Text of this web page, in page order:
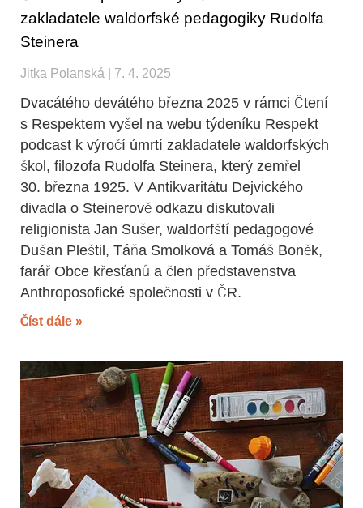
zakladatele waldorfské pedagogiky Rudolfa
Steinera
Jitka Polanská 7. 4. 2025
Dvacátého devátého března 2025 v rámci Čtení
s Respektem vyšel na webu týdeníku Respekt
podcast k výročí úmrtí zakladatele waldorfských
škol, filozofa Rudolfa Steinera, který zemřel
30. března 1925. V Antikvaritátu Dejvického
divadla o Steinerově odkazu diskutovali
religionista Jan Sušer, waldorfští pedagogové
Dušan Pleštil, Táňa Smolková a Tomáš Boněk,
farář Obce křesťanů a člen představenstva
Anthroposofické společnosti v ČR.
Číst dále »